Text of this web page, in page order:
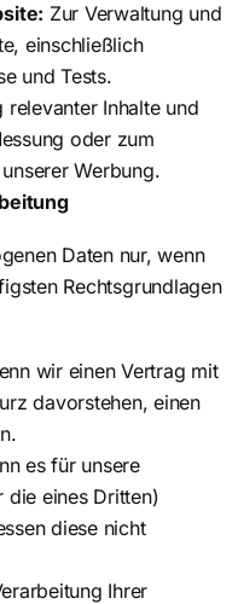
Zur Verwaltung und
einschließlich
und Tests.
relevanter Inhalte und
oder zum
Werbung.
Daten nur, wenn
Rechtsgrundlagen
wir einen Vertrag mit
davorstehen, einen
es für unsere
die eines Dritten)
diese nicht
Ihrer